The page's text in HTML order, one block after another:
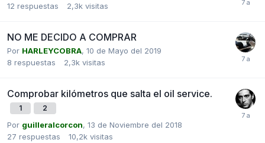
12 respuestas 2,3k visitas
NO ME DECIDO A COMPRAR
Por HARLEYCOBRA, 10 de Mayo del 2019
8 respuestas 2,3k visitas
Comprobar kilómetros que salta el oil service.
1 2
Por guilleralcorcon, 13 de Noviembre del 2018
27 respuestas 10,2k visitas